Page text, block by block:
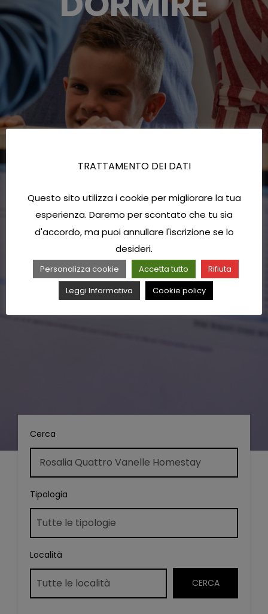
Cerca
Tipologia
Località
TRATTAMENTO DEI DATI
Questo sito utilizza i cookie per migliorare la tua
esperienza. Daremo per scontato che tu sia
d'accordo, ma puoi annullare l'iscrizione se lo
desideri.
Personalizza cookie Accetta tutto
Rifiuta
Leggi Informativa
Cookie policy